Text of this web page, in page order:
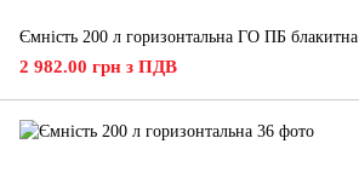
Ємність 200 л горизонтальна ГО ПБ блакитна
2 982.00 грн з ПДВ